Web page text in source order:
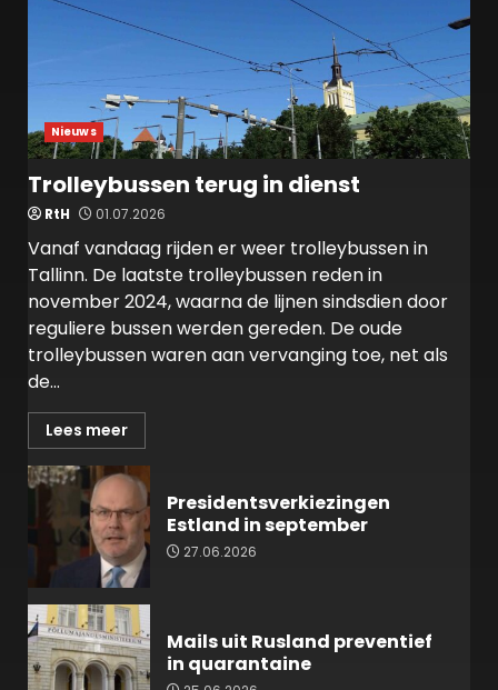
Nieuws
Trolleybussen terug in dienst
RtH 01.07.2026
Vanaf vandaag rijden er weer trolleybussen in
Tallinn. De laatste trolleybussen reden in
november 2024, waarna de lijnen sindsdien door
reguliere bussen werden gereden. De oude
trolleybussen waren aan vervanging toe, net als
de...
Lees meer
Presidentsverkiezingen
Estland in september
27.06.2026
Mails uit Rusland preventief
in quarantaine